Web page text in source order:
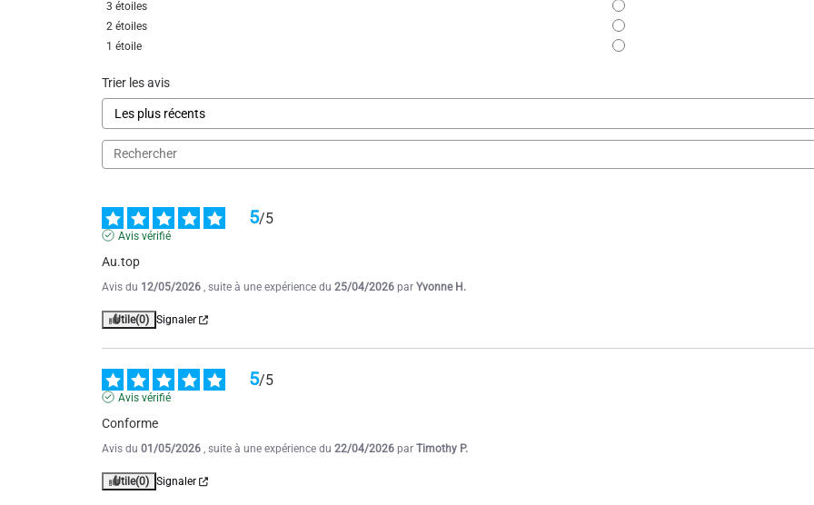
3 étoiles
2 étoiles
1 étoile
Trier les avis
5/5
Avis vérifié
Au.top
Avis du 12/05/2026 , suite à une expérience du 25/04/2026 par Yvonne H.
Utile(0) Signaler
5/5
Avis vérifié
Conforme
Avis du 01/05/2026 , suite à une expérience du 22/04/2026 par Timothy P.
Utile(0) Signaler